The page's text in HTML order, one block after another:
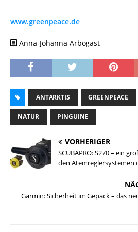
www.greenpeace.de
Anna-Johanna Arbogast
ANTARKTIS GREENPEACE
NATUR PINGUINE
VORHERIGER
SCUBAPRO: S270 – ein
den Atemreglersystemen
Garmin: Sicherheit im Gepäck – das